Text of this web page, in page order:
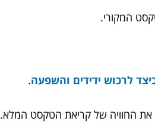
המקורי.
לרכוש ידידים והשפעה.
את החוויה של קריאת הטקסט המלא.